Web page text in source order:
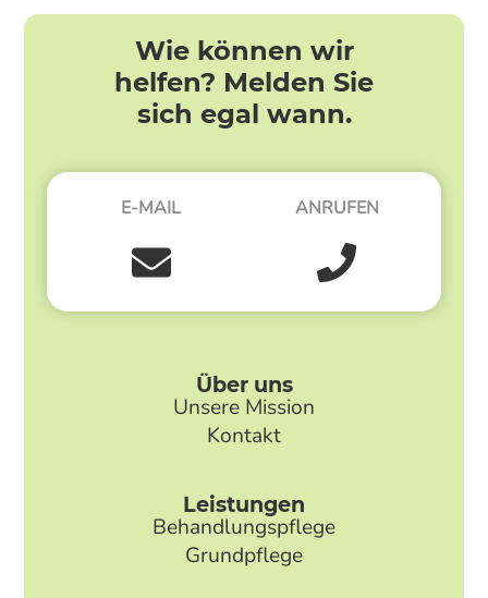
Wie können wir
helfen? Melden Sie
sich egal wann.
E-MAIL ANRUFEN
Über uns
Unsere Mission
Kontakt
Leistungen
Behandlungspflege
Grundpflege